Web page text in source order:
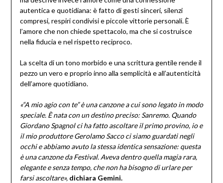
autentica e quotidiana: è fatto di gesti sinceri, silenzi
compresi, respiri condivisi e piccole vittorie personali. È
l’amore che non chiede spettacolo, ma che si costruisce
nella fiducia e nel rispetto reciproco.
La scelta di un tono morbido e una scrittura gentile rende il
pezzo un vero e proprio inno alla semplicità e all’autenticità
dell’amore quotidiano.
«“A mio agio con te” è una canzone a cui sono legato in modo
speciale. È nata con un destino preciso: Sanremo. Quando
Giordano Spagnol ci ha fatto ascoltare il primo provino, io e
il mio produttore Gerolamo Sacco ci siamo guardati negli
occhi e abbiamo avuto la stessa identica sensazione: questa
è una canzone da Festival. Aveva dentro quella magia rara,
elegante e senza tempo, che non ha bisogno di urlare per
farsi ascoltare», dichiara Gemini.